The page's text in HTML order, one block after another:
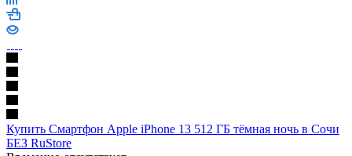
Купить Смартфон Apple iPhone 13 512 ГБ тёмная ночь в Сочи
БЕЗ RuStore